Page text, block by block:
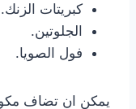
كبريتات الزنك.
الجلوتين.
فول الصويا.
يمكن ان تضاف